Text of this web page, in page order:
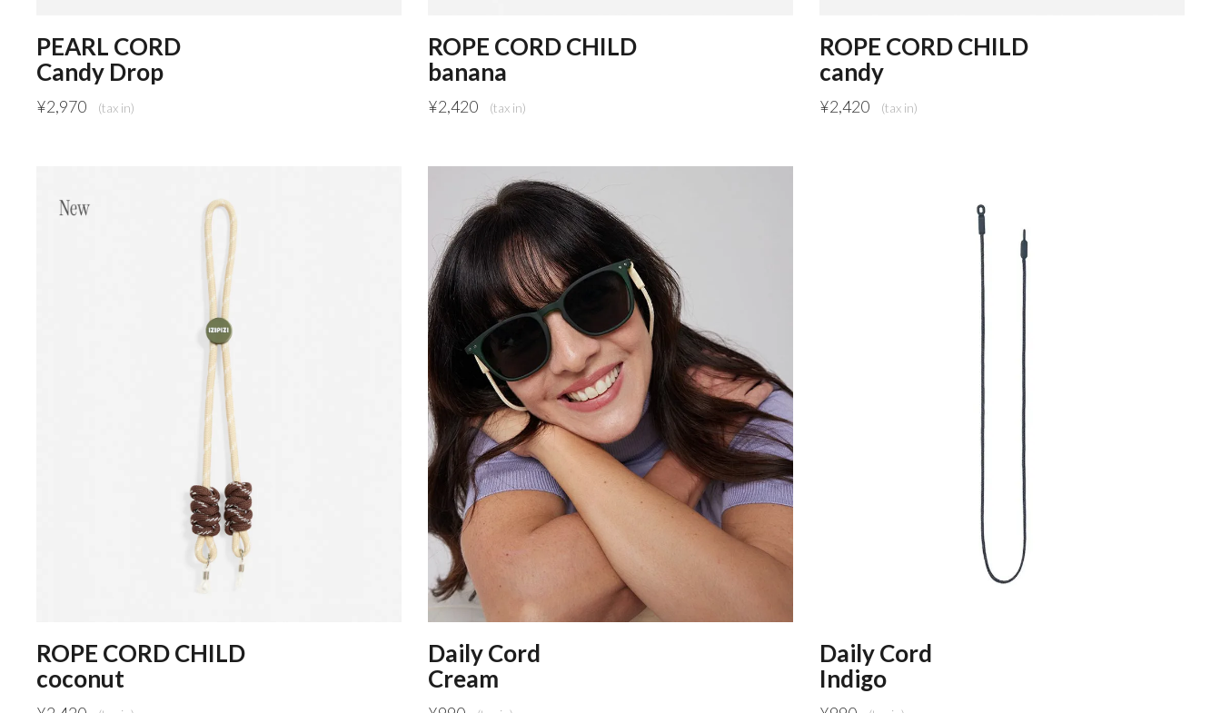
PEARL CORD
Candy Drop
¥2,970
ROPE CORD CHILD
banana
¥2,420
ROPE CORD CHILD
candy
¥2,420
ROPE CORD CHILD
coconut
Daily Cord
Cream
Daily Cord
Indigo